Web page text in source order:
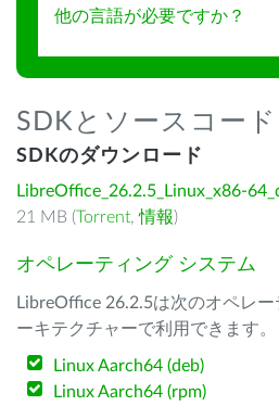
他の言語が必要ですか？
SDKとソースコード
SDKのダウンロード
LibreOffice_26.2.5_Linux_x86-
21 MB (Torrent,情報)
オペレーティング システム
LibreOffice 26.2.5は次のオペレ
ーキテクチャーで利用できます。
Linux Aarch64 (deb)
Linux Aarch64 (rpm)